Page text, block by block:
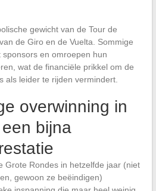
gewicht van de Tour de
de Giro en de Vuelta. Sommige
en omroepen hun
wat de financiële prikkel om de
als leider te rijden vermindert.
overwinning in
bijna
Grote Rondes in hetzelfde jaar (niet
gewoon ze beëindigen)